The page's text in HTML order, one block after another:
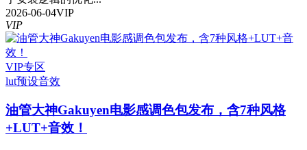
2026-06-04VIP
VIP
VIP专区
lut预设音效
油管大神Gakuyen电影感调色包发布，含7种风格
+LUT+音效！